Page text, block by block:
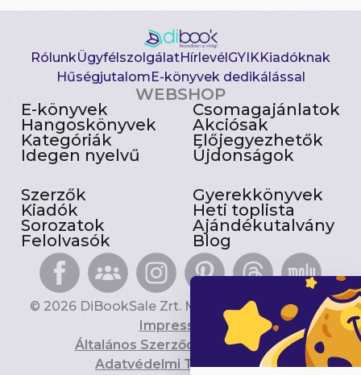
RólunkÜgyfélszolgálatHírlevélGYIKKiadóknak
HűségjutalomE-könyvek dedikálással
WEBSHOP
E-könyvek
Hangoskönyvek
Kategóriák
Idegen nyelvű
Csomagajánlatok
Akciósak
Előjegyezhetők
Újdonságok
Szerzők
Kiadók
Sorozatok
Felolvasók
Gyerekkönyvek
Heti toplista
Ajándékutalvány
Blog
© 2026 DiBookSale Zrt. Minden jog fenntartva.
Impresszum
Általános Szerződési Feltételek
Adatvédelmi Tájékoztató